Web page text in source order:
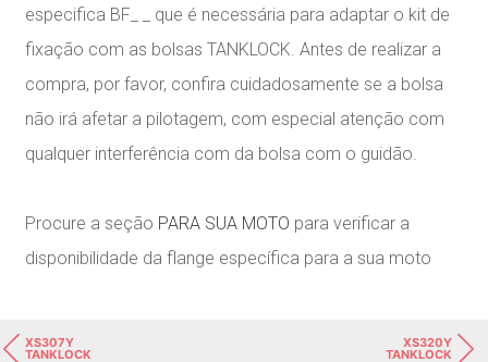
especifica BF_ _ que é necessária para adaptar o kit de
fixação com as bolsas TANKLOCK. Antes de realizar a
compra, por favor, confira cuidadosamente se a bolsa
não irá afetar a pilotagem, com especial atenção com
qualquer interferência com da bolsa com o guidão.
Procure a seção PARA SUA MOTO para verificar a
disponibilidade da flange específica para a sua moto
XS307Y
TANKLOCK
XS320Y
TANKLOCK